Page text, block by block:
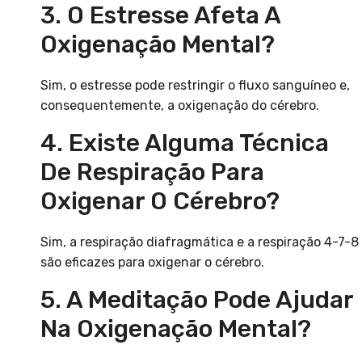
3. O Estresse Afeta A
Oxigenação Mental?
Sim, o estresse pode restringir o fluxo sanguíneo e,
consequentemente, a oxigenação do cérebro.
4. Existe Alguma Técnica
De Respiração Para
Oxigenar O Cérebro?
Sim, a respiração diafragmática e a respiração 4-7-8
são eficazes para oxigenar o cérebro.
5. A Meditação Pode Ajudar
Na Oxigenação Mental?